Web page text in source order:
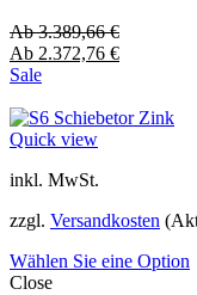
Ab3.389,66€
Ab 2.372,76 €
Sale
Quick view
inkl. MwSt.
zzgl. Versandkosten
Wählen Sie eine Option
Close